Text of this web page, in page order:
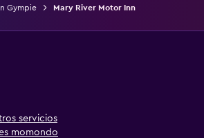
Gympie
Mary River Motor Inn
servicios
momondo